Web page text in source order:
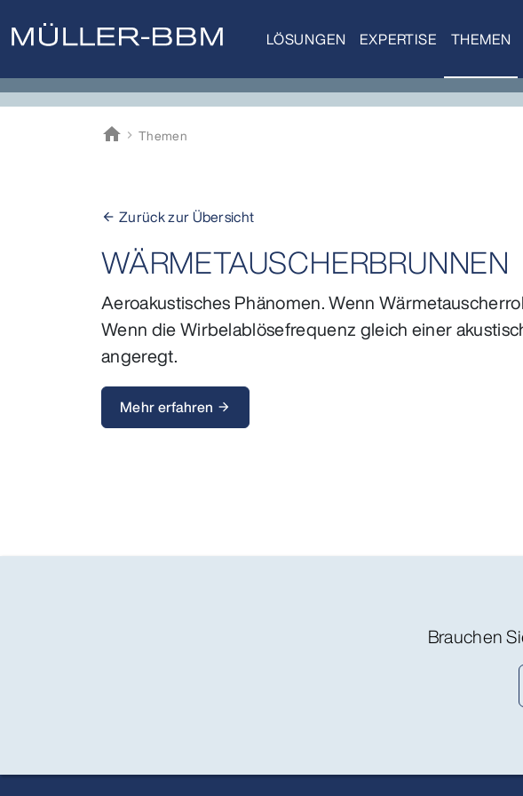
LÖSUNGEN EXPERTISE THEMEN
home
Müller-BBM
Themen
arrow_back Zurück zur Übersicht
WÄRMETAUSCHERBRUNNEN
Aeroakustisches Phänomen. Wenn
Wenn die Wirbelablösefrequenz gleich einer
angeregt.
Mehr erfahren arrow_forward
Brauchen